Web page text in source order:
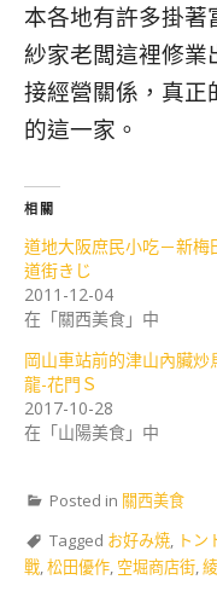
本各地有許多掛
紗家老闆這裡修業
接經營關係，真正
的這一家。
相關
道地大阪庶民小吃－新梅
道街きじ
2011-12-04
在「關西美食」中
岡山車站前的津山內臟炒
龍-花門Ｓ
2017-10-28
在「山陽美食」中
Posted in 關西美食
Tagged お好み焼, トン
戰,松田優作, 空堀商店街,